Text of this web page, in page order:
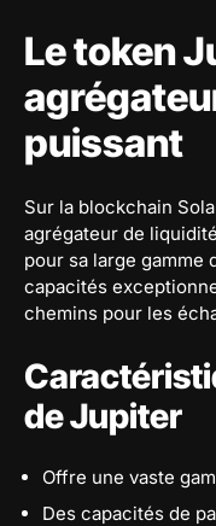
Le token
puissant
Sur la blockchain
agrégateur de
pour sa large gamme
capacités
chemins pour les
de Jupiter
Offre une vaste
Des capacités de